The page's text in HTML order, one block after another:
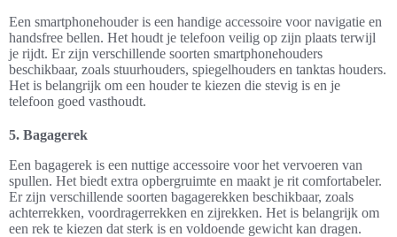
Een smartphonehouder is een handige accessoire voor navigatie en
handsfree bellen. Het houdt je telefoon veilig op zijn plaats terwijl
je rijdt. Er zijn verschillende soorten smartphonehouders
beschikbaar, zoals stuurhouders, spiegelhouders en tanktas houders.
Het is belangrijk om een houder te kiezen die stevig is en je
telefoon goed vasthoudt.
5. Bagagerek
Een bagagerek is een nuttige accessoire voor het vervoeren van
spullen. Het biedt extra opbergruimte en maakt je rit comfortabeler.
Er zijn verschillende soorten bagagerekken beschikbaar, zoals
achterrekken, voordragerrekken en zijrekken. Het is belangrijk om
een rek te kiezen dat sterk is en voldoende gewicht kan dragen.